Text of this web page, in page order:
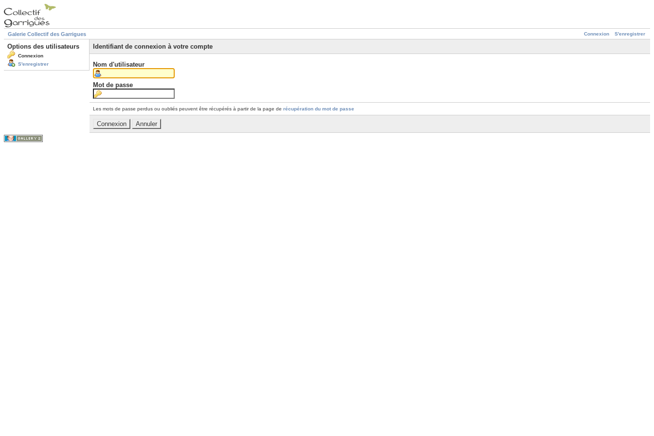
Connexion S'enregistrer
Galerie Collectif des Garrigues
Options des utilisateurs
Connexion
S'enregistrer
Identifiant de connexion à votre compte
Nom d'utilisateur
Mot de passe
Les mots de passe perdus ou oubliés peuvent être récupérés à partir de la page de récupération du mot de passe